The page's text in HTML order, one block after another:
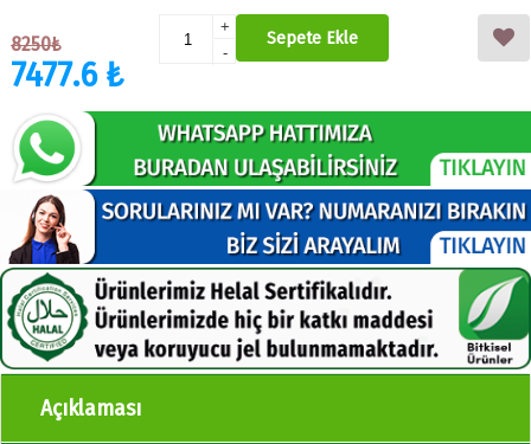
8250₺
7477.6 ₺
+
-
Sepete Ekle
Açıklaması